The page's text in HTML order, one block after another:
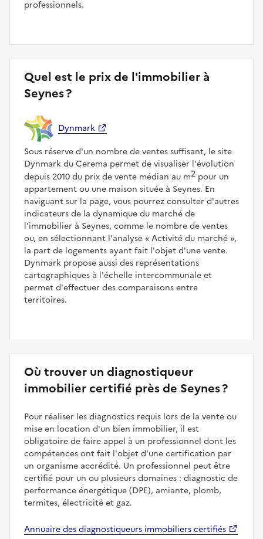
professionnels.
Quel est le prix de l'immobilier à
Seynes ?
Dynmark
Sous réserve d'un nombre de ventes suffisant, le site
Dynmark du Cerema permet de visualiser l'évolution
depuis 2010 du prix de vente médian au m2 pour un
appartement ou une maison située à Seynes. En
naviguant sur la page, vous pourrez consulter d'autres
indicateurs de la dynamique du marché de
l'immobilier à Seynes, comme le nombre de ventes
ou, en sélectionnant l'analyse
Activité du marché ,
la part de logements ayant fait l'objet d'une vente.
Dynmark propose aussi des représentations
cartographiques à l'échelle intercommunale et
permet d'effectuer des comparaisons entre
territoires.
Où trouver un diagnostiqueur
immobilier certifié près de Seynes ?
Pour réaliser les diagnostics requis lors de la vente ou
mise en location d'un bien immobilier, il est
obligatoire de faire appel à un professionnel dont les
compétences ont fait l'objet d'une certification par
un organisme accrédité. Un professionnel peut être
certifié pour un ou plusieurs domaines : diagnostic de
performance énergétique (DPE), amiante, plomb,
termites, électricité et gaz.
Annuaire des diagnostiqueurs immobiliers certifiés